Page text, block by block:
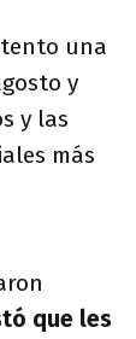
una
y
y las
más
que les